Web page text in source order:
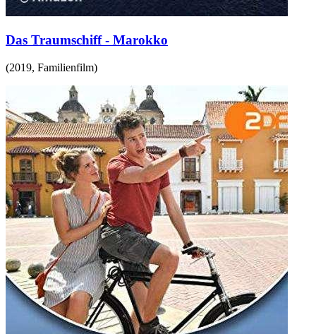
Das Traumschiff - Marokko
(2019, Familienfilm)